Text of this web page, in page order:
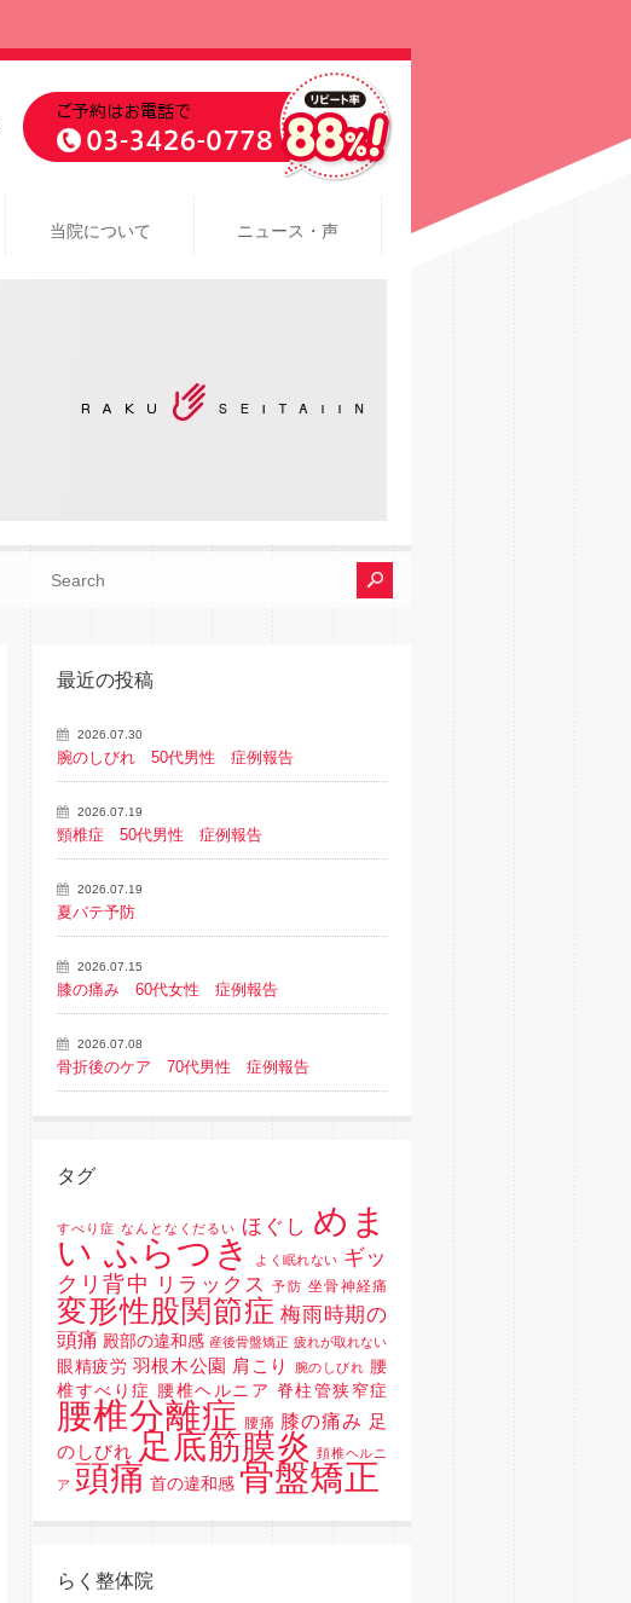
当院について ニュース・声
最近の投稿
2026.07.30
腕のしびれ 50代男性 症例報告
2026.07.19
頸椎症 50代男性 症例報告
2026.07.19
夏バテ予防
2026.07.15
膝の痛み 60代女性 症例報告
2026.07.08
骨折後のケア 70代男性 症例報告
タグ
すべり症 なんとなくだるい ほぐし めま
い ふらつき
よく眠れない ギッ
クリ背中
リラックス 予防 坐骨神経痛
変形性股関節症 梅雨時期の
頭痛 殿部の違和感 産後骨盤矯正 疲れが取れない
眼精疲労 羽根木公園 肩こり 腕のしびれ 腰
椎すべり症 腰椎ヘルニア 脊柱管狭窄症
腰椎分離症 腰痛 膝の痛み 足
のしびれ 足底筋膜炎 頚椎ヘルニ
ア 頭痛 首の違和感 骨盤矯正
らく整体院